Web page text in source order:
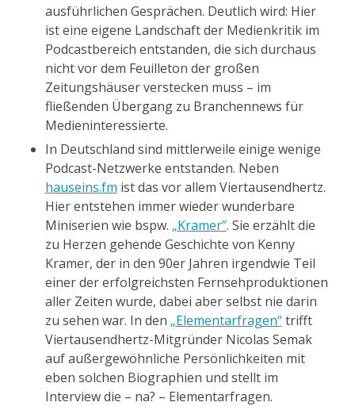
ausführlichen Gesprächen. Deutlich wird: Hier
ist eine eigene Landschaft der Medienkritik im
Podcastbereich entstanden, die sich durchaus
nicht vor dem Feuilleton der großen
Zeitungshäuser verstecken muss – im
fließenden Übergang zu Branchennews für
Medieninteressierte.
In Deutschland sind mittlerweile einige wenige
Podcast-Netzwerke entstanden. Neben
hauseins.fm ist das vor allem Viertausendhertz.
Hier entstehen immer wieder wunderbare
Miniserien wie bspw. „Kramer”. Sie erzählt die
zu Herzen gehende Geschichte von Kenny
Kramer, der in den 90er Jahren irgendwie Teil
einer der erfolgreichsten Fernsehproduktionen
aller Zeiten wurde, dabei aber selbst nie darin
zu sehen war. In den „Elementarfragen“trifft
Viertausendhertz-Mitgründer Nicolas Semak
auf außergewöhnliche Persönlichkeiten mit
eben solchen Biographien und stellt im
Interview die – na? – Elementarfragen.